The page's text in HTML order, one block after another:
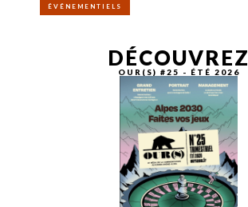
ÉVÉNEMENTIELS
DÉCOUVREZ
OUR(S) #25 - ÉTÉ 2026